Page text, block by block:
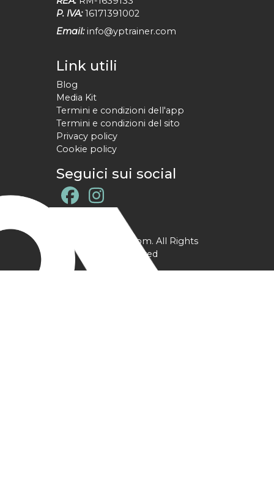
P. IVA: 16171391002
Email: info@yptrainer.com
Link utili
Blog
Media Kit
Termini e condizioni dell'app
Termini e condizioni del sito
Privacy policy
Cookie policy
Seguici sui social
@ YPtrainer.com. All Rights
Reserved